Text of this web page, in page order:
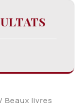
/ Beaux livres